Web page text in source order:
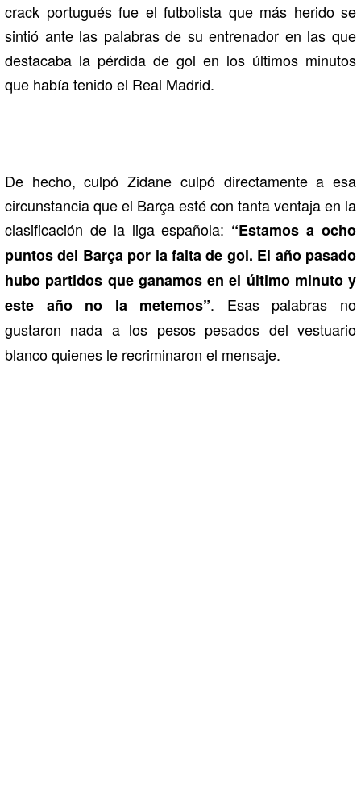
crack portugués fue el futbolista que más herido se
sintió ante las palabras de su entrenador en las que
destacaba la pérdida de gol en los últimos minutos
que había tenido el Real Madrid.
De hecho, culpó Zidane culpó directamente a esa
circunstancia que el Barça esté con tanta ventaja en la
clasificación de la liga española: “Estamos a ocho
puntos del Barça por la falta de gol. El año pasado
hubo partidos que ganamos en el último minuto y
este año no la metemos”. Esas palabras no
gustaron nada a los pesos pesados del vestuario
blanco quienes le recriminaron el mensaje.